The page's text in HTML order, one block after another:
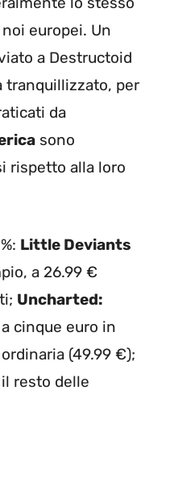
europei. Un
a Destructoid
tranquillizzato, per
da
sono
rispetto alla loro
Little Deviants
a 26.99 €
Uncharted:
cinque euro in
(49.99 €);
resto delle